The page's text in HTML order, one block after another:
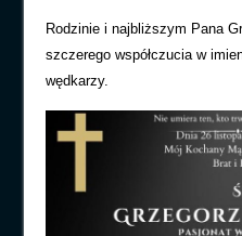
Rodzinie i najbliższym Pana
szczerego współczucia w
wędkarzy.